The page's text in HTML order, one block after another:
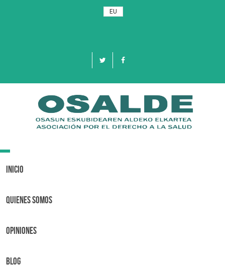
EU
Toggle
Inicio
Quienes Somos
OPINIONES
BLOG